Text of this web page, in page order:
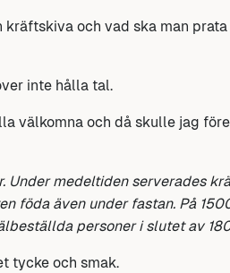
och vad ska man
inte hålla tal.
välkomna och då skulle jag
Under medeltiden serverades
föda även under fastan. På
personer i slutet av
tycke och smak.